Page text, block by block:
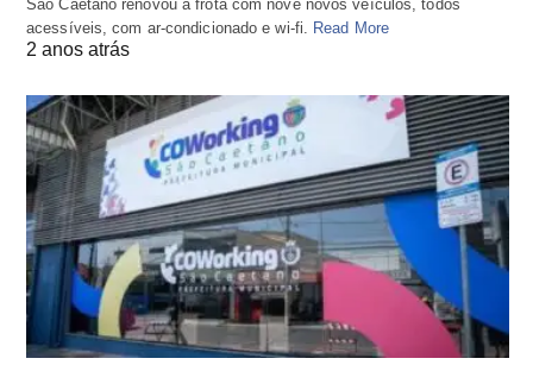
São Caetano renovou a frota com nove novos veículos, todos
acessíveis, com ar-condicionado e wi-fi. Read More
2 anos atrás